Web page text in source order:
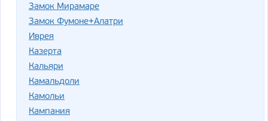
Замок Мирамаре
Замок Фумоне+Алатри
Иврея
Казерта
Кальяри
Камальдоли
Камольи
Кампания